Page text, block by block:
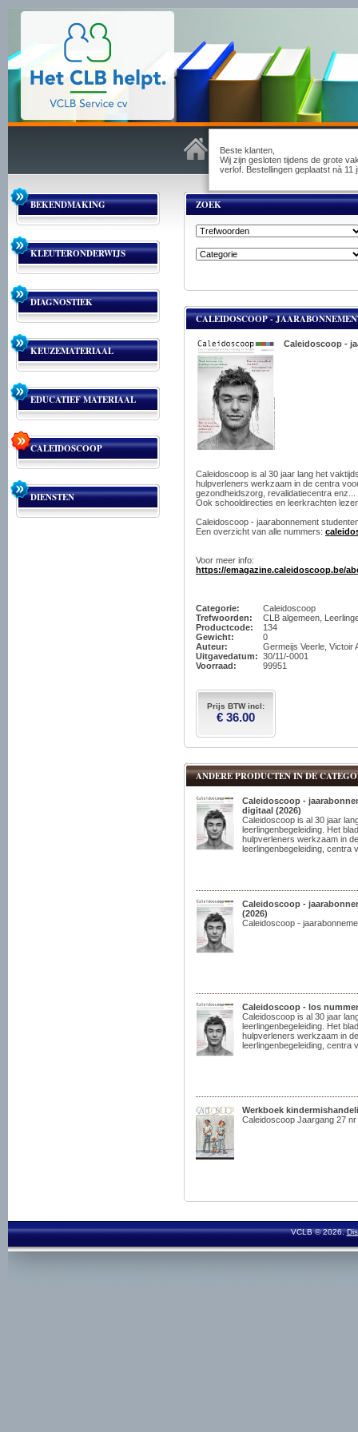
Beste klanten,
Wij zijn gesloten tijdens de grote
verlof. Bestellingen geplaatst nà
BEKENDMAKING
KLEUTERONDERWIJS
DIAGNOSTIEK
KEUZEMATERIAAL
EDUCATIEF MATERIAAL
CALEIDOSCOOP
DIENSTEN
ZOEK
CALEIDOSCOOP -
Caleidoscoop -
Caleidoscoop is al 30 jaar lang het
hulpverleners werkzaam in de centra
gezondheidszorg, revalidatiecentra enz...
Ook schooldirecties en leerkrachten
Caleidoscoop - jaarabonnement
Een overzicht van alle nummers:
Voor meer info:
https://emagazine.caleidoscoop.be/
Categorie:
Caleidoscoop
Trefwoorden:
CLB algemeen,
Productcode:
134
Gewicht:
0
Auteur:
Germeijs Veerle, Victoir
Uitgavedatum: 30/11/-0001
Voorraad:
99951
Prijs BTW incl:
€ 36.00
ANDERE PRODUCTEN IN DE
Caleidoscoop -
digitaal (2026)
Caleidoscoop is al 30 jaar
leerlingenbegeleiding. Het
hulpverleners werkzaam in
leerlingenbegeleiding, centra
Caleidoscoop -
(2026)
Caleidoscoop -
Caleidoscoop - los
Caleidoscoop is al 30 jaar
leerlingenbegeleiding. Het
hulpverleners werkzaam in
leerlingenbegeleiding, centra
Werkboek
Caleidoscoop Jaargang 27 nr
VCLB © 2026.